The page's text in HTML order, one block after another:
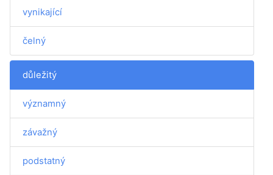
vynikající
čelný
důležitý
významný
závažný
podstatný